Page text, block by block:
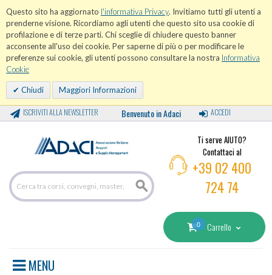
Questo sito ha aggiornato l'informativa Privacy. Invitiamo tutti gli utenti a
prenderne visione. Ricordiamo agli utenti che questo sito usa cookie di
profilazione e di terze parti. Chi sceglie di chiudere questo banner
acconsente all'uso dei cookie. Per saperne di più o per modificare le
preferenze sui cookie, gli utenti possono consultare la nostra Informativa
Cookie
Chiudi Maggiori Informazioni
ISCRIVITI ALLA NEWSLETTER Benvenuto in Adaci ACCEDI
Ti serve AIUTO?
Contattaci al
+39 02 400
724 74
0 Carrello
MENU